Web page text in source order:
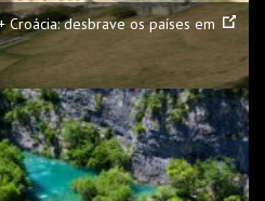
desbrave os países em